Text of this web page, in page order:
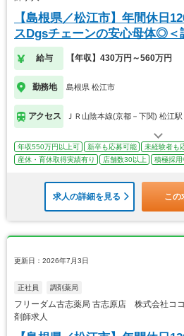
【島根県／松江市】年間休日
スDgsチェーンの安心母体◎＜
給与 【年収】430万円～560万円
勤務地 島根県 松江市
アクセス ＪＲ山陰本線(京都－下関) 松江駅
年収550万円以上可 新卒も応募可能 未経験者も
産休・育休取得実績有り
店舗数30以上 積極採用
求人の詳細を見る この
更新日：2026年7月3日
正社員 調剤薬局
フリーダム古志薬局 古志原店 株式会社コ
剤師求人